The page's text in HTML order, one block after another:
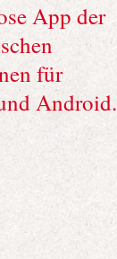
App der
für
Android.